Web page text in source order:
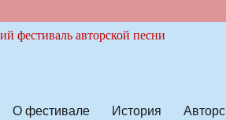
О фестивале История